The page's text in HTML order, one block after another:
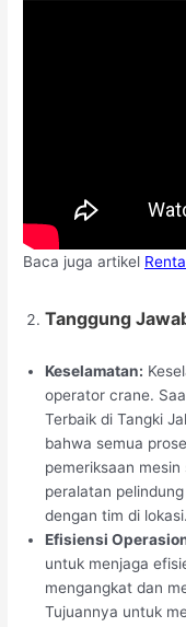
Baca juga artikel
Tanggung
Keselamatan:
operator crane.
Terbaik di Tangki
bahwa semua
pemeriksaan
peralatan
dengan tim di lokasi.
Efisiensi
untuk menjaga
mengangkat dan
Tujuannya untuk